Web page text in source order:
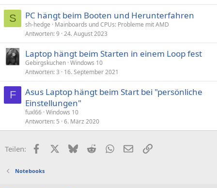
S PC hängt beim Booten und Herunterfahren
sh-hedge
Mainboards und CPUs: Probleme mit AMD
Antworten 9 24. August 2023
Laptop hängt beim Starten in einem Loop fest
Gebirgskuchen Windows 10
Antworten 3 16. September 2021
F
Asus Laptop hängt beim Start bei "persönliche
Einstellungen"
fuxl66 Windows 10
Antworten 5 6. März 2020
Teilen: FacebookX (Twitter)
BlueskyRedditWhatsApp
E-MailLink
Notebooks